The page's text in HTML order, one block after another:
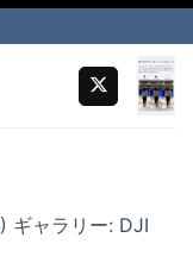
) ギャラリー: DJI